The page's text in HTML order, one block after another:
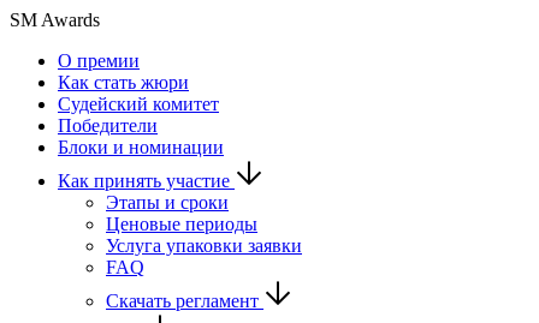
SM Awards
О премии
Как стать жюри
Судейский комитет
Победители
Блоки и номинации
Как принять участие
Этапы и сроки
Ценовые периоды
Услуга упаковки заявки
FAQ
Скачать регламент